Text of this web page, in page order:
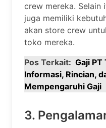
crew mereka. Selain
juga memiliki
akan store crew
toko mereka.
Pos Terkait: Gaji
Informasi, Rincian,
Mempengaruhi Gaji
3.